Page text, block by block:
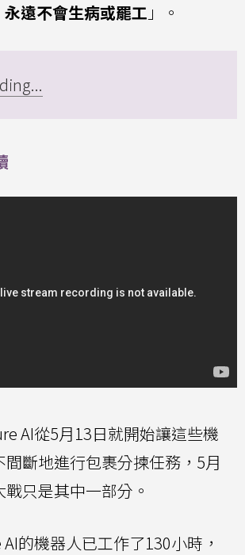
遠不會生病或罷工 」。
AI從5月13日就開始讓這些機
間斷地進行包裹分揀任務，5月
只是其中一部分。
的機器人已工作了130小時，